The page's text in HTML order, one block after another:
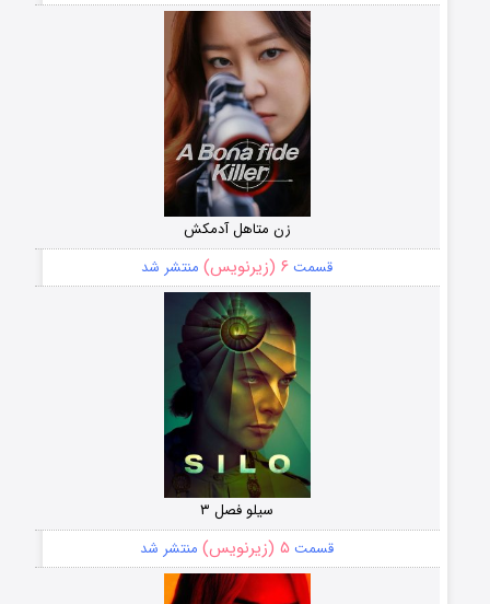
زن متاهل آدمکش
قسمت ۶ (زیرنویس) منتشر شد
سیلو فصل ۳
قسمت ۵ (زیرنویس) منتشر شد